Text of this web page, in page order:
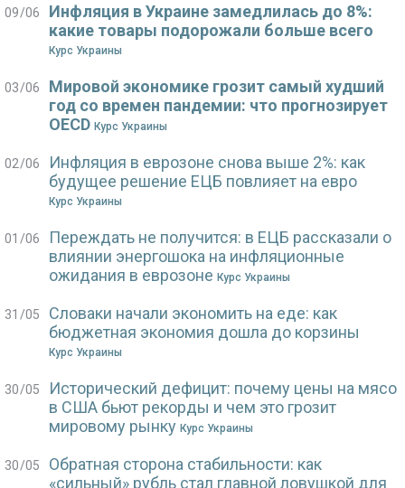
09/06
Инфляция в Украине замедлилась до 8%:
какие товары подорожали больше всего
Курс Украины
03/06
Мировой экономике грозит самый худший
год со времен пандемии: что прогнозирует
OECD Курс Украины
02/06
Инфляция в еврозоне снова выше 2%: как
будущее решение ЕЦБ повлияет на евро
Курс Украины
01/06
Переждать не получится: в ЕЦБ рассказали о
влиянии энергошока на инфляционные
ожидания в еврозоне Курс Украины
31/05
Словаки начали экономить на еде: как
бюджетная экономия дошла до корзины
Курс Украины
30/05
Исторический дефицит: почему цены на мясо
в США бьют рекорды и чем это грозит
мировому рынку Курс Украины
30/05
Обратная сторона стабильности: как
«сильный» рубль стал главной ловушкой для